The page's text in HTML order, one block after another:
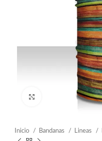
Click to enlarge
Inicio Bandanas Lineas